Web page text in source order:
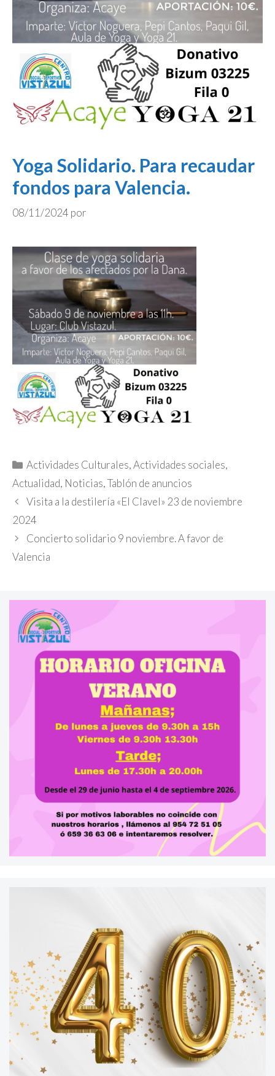
Yoga Solidario. Para recaudar
fondos para Valencia.
08/11/2024 por
Categorías
Actividades Culturales,Actividades sociales,
Actualidad, Noticias,Tablón de anuncios
Visita a la destilería «El Clavel» 23 de noviembre
2024
Concierto solidario 9 noviembre. A favor de
Valencia